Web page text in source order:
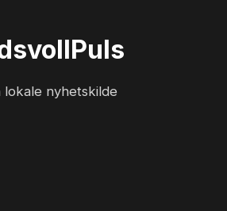
som
Puls
lokale nyhetskilde